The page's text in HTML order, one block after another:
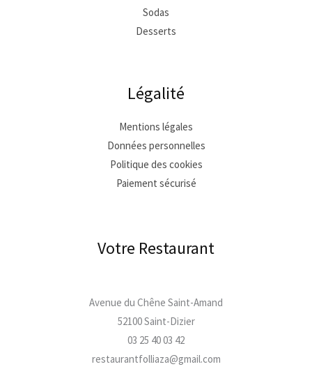
Sodas
Desserts
Légalité
Mentions légales
Données personnelles
Politique des cookies
Paiement sécurisé
Votre Restaurant
Avenue du Chêne Saint-Amand
52100 Saint-Dizier
03 25 40 03 42
restaurantfolliaza@gmail.com